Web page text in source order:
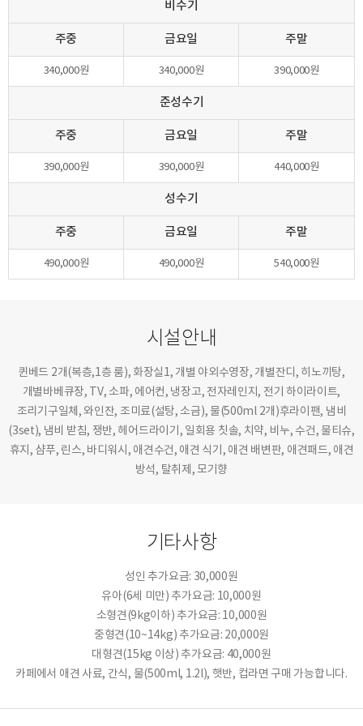
비수기
주중 금요일 주말
340,000원 340,000원 390,000원
준성수기
주중 금요일 주말
390,000원 390,000원 440,000원
성수기
주중 금요일 주말
490,000원 490,000원 540,000원
시설안내
퀸베드 2개(복층,1층 룸), 화장실1, 개별 야외수영장, 개별잔디, 히노끼탕,
개별바베큐장, TV, 소파, 에어컨, 냉장고, 전자레인지, 전기 하이라이트,
조리기구일체, 와인잔, 조미료(설탕, 소금), 물(500ml 2개)후라이팬, 냄비
(3set), 냄비 받침, 쟁반, 헤어드라이기, 일회용 칫솔, 치약, 비누, 수건, 물티슈,
휴지, 샴푸, 린스, 바디워시, 애견수건, 애견 식기, 애견 배변판, 애견패드, 애견
방석, 탈취제, 모기향
기타사항
성인 추가요금: 30,000원
유아(6세 미만) 추가요금: 10,000원
소형견(9kg이하) 추가요금: 10,000원
중형견(10~14kg) 추가요금: 20,000원
대형견(15kg 이상) 추가요금: 40,000원
카페에서 애견 사료, 간식, 물(500ml, 1.2l), 햇반, 컵라면 구매 가능합니다.